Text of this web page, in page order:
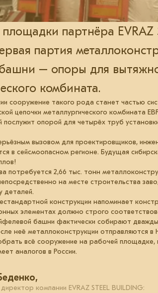
партнёра
партия
– опоры для
комбината.
сооружение такого рода станет частью
цепочки металлургического комбината
послужит опорой для четырёх труб
вызовом для проектировщиков,
в сейсмоопасном регионе. Будущая
потребуется 2,66 тыс. тонн
на месте строительства
деталей.
конструкции напоминает
элементах должно строго
башни фактически собирают
неё металлоконструкции отправляются в
всё сооружение на рабочей площадке,
аналогов в России.
компании EVRAZ STEEL BUILDING: